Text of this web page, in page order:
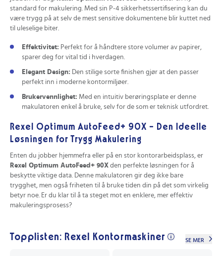
standard for makulering. Med sin P-4 sikkerhetssertifisering kan du
være trygg på at selv de mest sensitive dokumentene blir kuttet ned
til uleselige biter.
Effektivitet: Perfekt for å håndtere store volumer av papirer,
sparer deg for vital tid i hverdagen.
Elegant Design: Den stilige sorte finishen gjør at den passer
perfekt inn i moderne kontormiljøer.
Brukervennlighet: Med en intuitiv berøringsplate er denne
makulatoren enkel å bruke, selv for de som er teknisk utfordret.
Rexel Optimum AutoFeed+ 90X - Den Ideelle
Løsningen for Trygg Makulering
Enten du jobber hjemmefra eller på en stor kontorarbeidsplass, er
Rexel Optimum AutoFeed+ 90X den perfekte løsningen for å
beskytte viktige data. Denne makulatoren gir deg ikke bare
trygghet, men også friheten til å bruke tiden din på det som virkelig
betyr noe. Er du klar til å ta steget mot en enklere, mer effektiv
makuleringsprosess?
Topplisten: Rexel Kontormaskiner SE MER